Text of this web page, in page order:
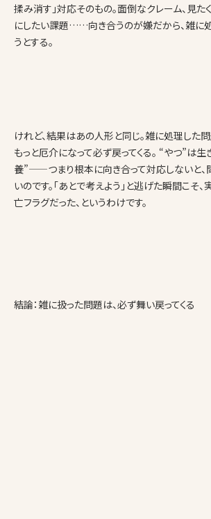
揉み消す」対応そのもの。面倒なクレーム、見た
にしたい課題……向き合うのが嫌だから、雑に
うとする。
けれど、結果はあの人形と同じ。雑に処理した問
もっと厄介になって必ず戻ってくる。 “やつ”は生
養”——つまり根本に向き合って対応しないと、
いのです。「あとで考えよう」と逃げた瞬間こそ
亡フラグだった、というわけです。
結論：雑に扱った問題は、必ず舞い戻ってくる